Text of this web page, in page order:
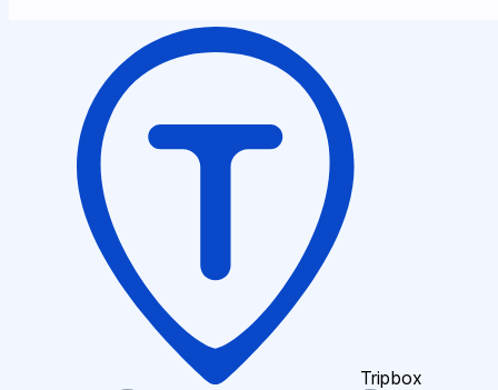
Tripbox